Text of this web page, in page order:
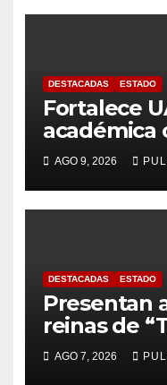
DESTACADAS ESTADO
Fortalece
académica
ANFECA
FCEA
AGO 9, 2026
DESTACADAS ESTADO
Presentan
reinas de
de Ferias
Tlaxcalteca”
AGO 7, 2026